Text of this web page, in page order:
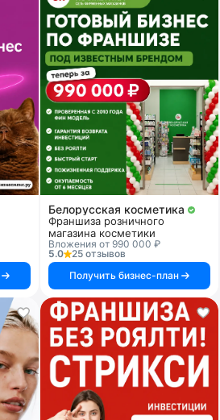
Белорусская косметика
Франшиза розничного
магазина косметики
Вложения от 990 000 ₽
5.0
25 отзывов
Получить бизнес-план